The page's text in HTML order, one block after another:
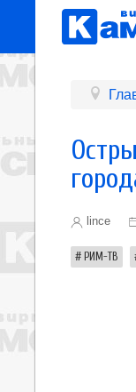
lince
РИМ-ТВ